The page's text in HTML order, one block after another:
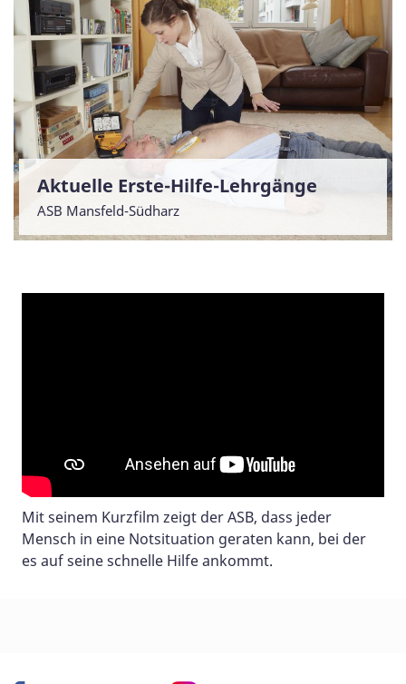
Aktuelle Erste-Hilfe-Lehrgänge
ASB Mansfeld-Südharz
Mit seinem Kurzfilm zeigt der ASB, dass jeder
Mensch in eine Notsituation geraten kann, bei der
es auf seine schnelle Hilfe ankommt.